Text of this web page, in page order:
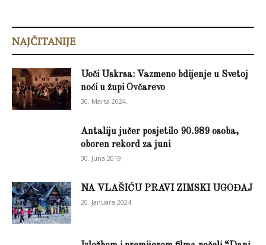
NAJČITANIJE
Uoči Uskrsa: Vazmeno bdijenje u Svetoj
noći u župi Ovčarevo
30. Marta 2024.
Antaliju jučer posjetilo 90.989 osoba,
oboren rekord za juni
30. Juna 2019.
NA VLAŠIĆU PRAVI ZIMSKI UGOĐAJ
20. Januara 2024.